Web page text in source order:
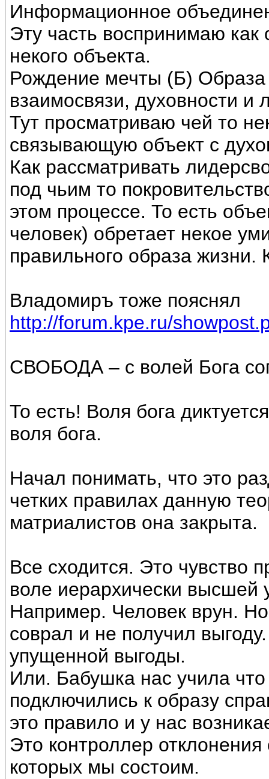
Информационное
Эту часть воспринимаю
некого объекта.
Рождение мечты (Б)
взаимосвязи, духовности и
Тут просматриваю чей то
связывающую объект с
Как рассматривать
под чьим то
этом процессе. То есть
человек) обретает некое
правильного образа жизни.
Владомиръ тоже пояснял
http://forum.kpe.ru/
СВОБОДА – с волей Бога
То есть! Воля бога
воля бога.
Начал понимать, что это
четких правилах данную
матриалистов она закрыта.
Все сходится. Это чувство
воле иерархически
Например. Человек врун.
соврал и не получил
упущенной выгоды.
Или. Бабушка нас учила
подключились к образу
это правило и у нас
Это контроллер отклонения
которых мы состоим.